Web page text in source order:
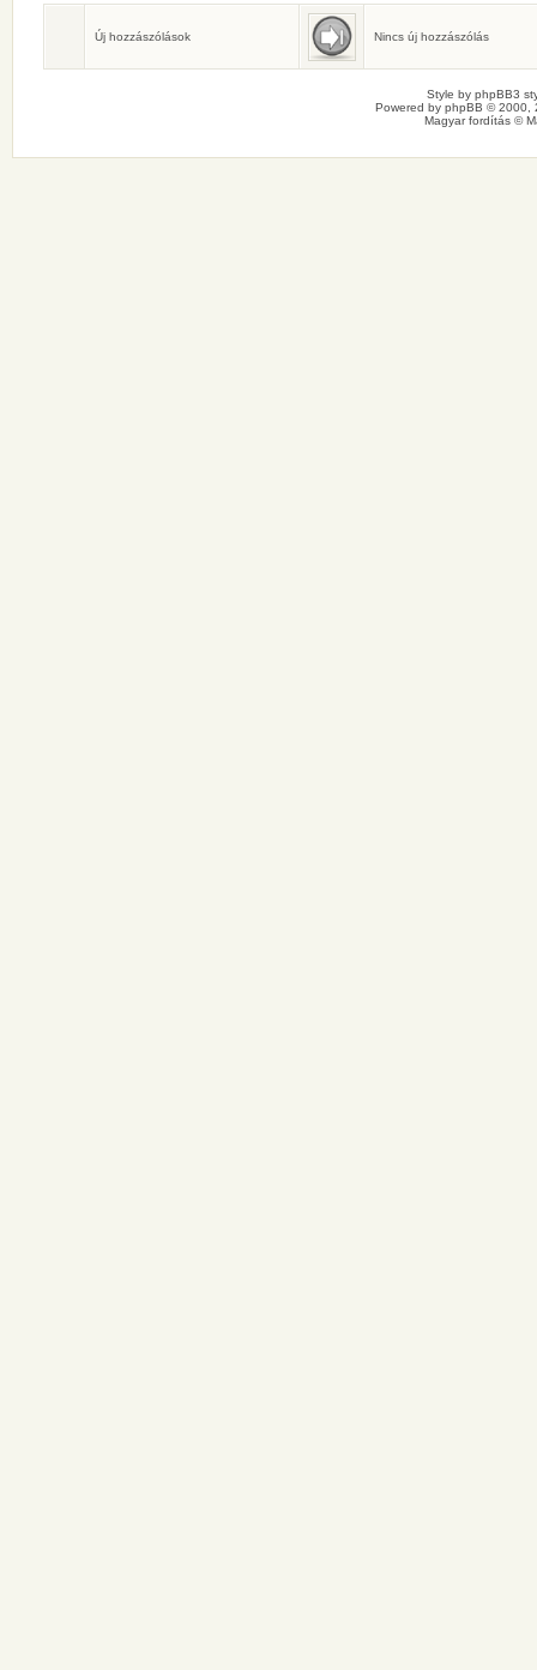
Születésnaposok
Ma senkinek sincs születésnapja.
Új hozzászólások Nincs új hozzászólás
Style by phpBB3
Powered by phpBB © 2000,
Magyar fordítás ©